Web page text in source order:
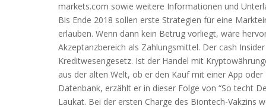
markets.com sowie weitere Informationen und
Bis Ende 2018 sollen erste Strategien für eine
erlauben. Wenn dann kein Betrug vorliegt, wäre
Akzeptanzbereich als Zahlungsmittel. Der cash
Kreditwesengesetz. Ist der Handel mit
aus der alten Welt, ob er den Kauf mit einer App
Datenbank, erzählt er in dieser Folge von “So techt
Laukat. Bei der ersten Charge des Biontech-Vakzins